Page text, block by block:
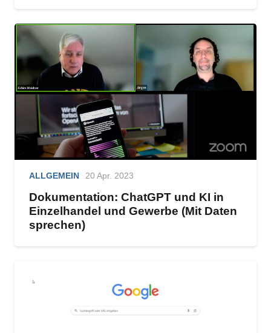
ALLGEMEIN 20 Apr. 2023
Dokumentation: ChatGPT und KI in
Einzelhandel und Gewerbe (Mit Daten
sprechen)